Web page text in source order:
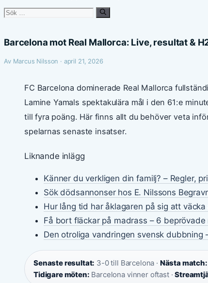
Sök
Barcelona mot Real Mallorca: Live, resultat &
Av Marcus Nilsson · april 21, 2026
FC Barcelona dominerade Real Mallorca
Lamine Yamals spektakulära mål i den 61:e
till fyra poäng. Här finns allt du behöver veta
spelarnas senaste insatser.
Liknande inlägg
Känner du verkligen din familj? – Regler,
Sök dödsannonser hos E. Nilssons
Hur lång tid har åklagaren på sig att väcka
Få bort fläckar på madrass – 6 beprövade
Den otroliga vandringen svensk dubbning
Senaste resultat: 3-0 till Barcelona · Nästa match:
Tidigare möten: Barcelona vinner oftast ·